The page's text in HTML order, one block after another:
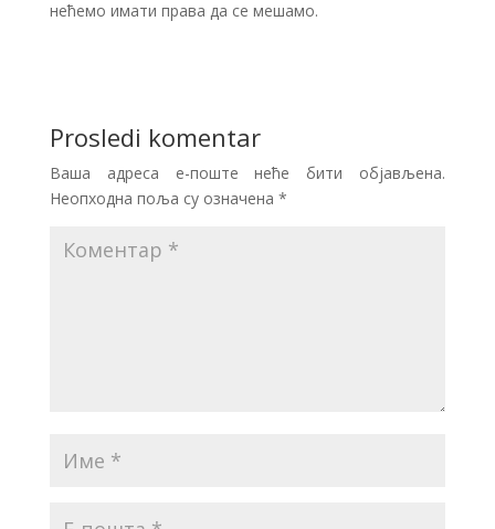
нећемо имати права да се мешамо.
Prosledi komentar
Ваша адреса е-поште неће бити објављена.
Неопходна поља су означена *